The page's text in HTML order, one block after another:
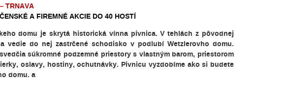
TRNAVA
A FIREMNÉ AKCIE DO 40 HOSTÍ
domu je skrytá historická vínna pivnica. V tehlách z pôvodnej
vedie do nej zastrčené schodisko v podlubí Wetzlerovho domu.
súkromné podzemné priestory s vlastným barom, priestorom
oslavy, hostiny, ochutnávky. Pivnicu vyzdobíme ako si budete
domu. a